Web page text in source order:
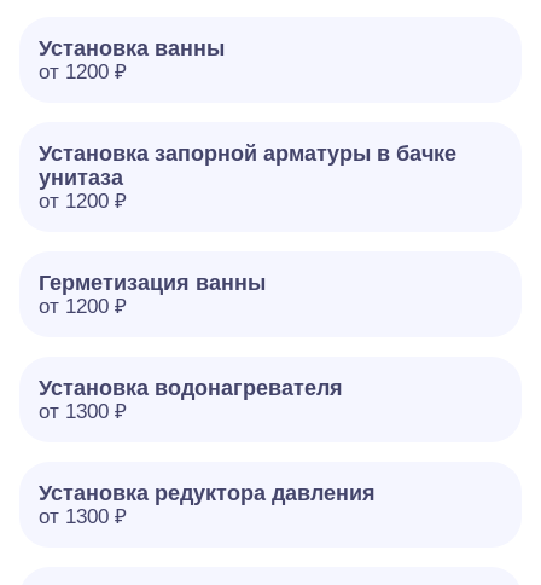
Установка ванны
от 1200 ₽
Установка запорной арматуры в бачке
унитаза
от 1200 ₽
Герметизация ванны
от 1200 ₽
Установка водонагревателя
от 1300 ₽
Установка редуктора давления
от 1300 ₽